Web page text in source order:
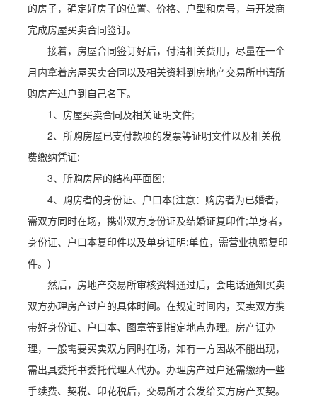
的房子，确定好房子的位置、价格、户型和房号，与开发商
完成房屋买卖合同签订。
接着，房屋合同签订好后，付清相关费用，尽量在一个
月内拿着房屋买卖合同以及相关资料到房地产交易所申请所
购房产过户到自己名下。
1、房屋买卖合同及相关证明文件;
2、所购房屋已支付款项的发票等证明文件以及相关税
费缴纳凭证;
3、所购房屋的结构平面图;
4、购房者的身份证、户口本(注意：购房者为已婚者，
需双方同时在场，携带双方身份证及结婚证复印件;单身者，
身份证、户口本复印件以及单身证明;单位，需营业执照复印
件。)
然后，房地产交易所审核资料通过后，会电话通知买卖
双方办理房产过户的具体时间。在规定时间内，买卖双方携
带好身份证、户口本、图章等到指定地点办理。房产证办
理，一般需要买卖双方同时在场，如有一方因故不能出现，
需出具委托书委托代理人代办。办理房产过户还需缴纳一些
手续费、契税、印花税后，交易所才会发给买方房产买契。